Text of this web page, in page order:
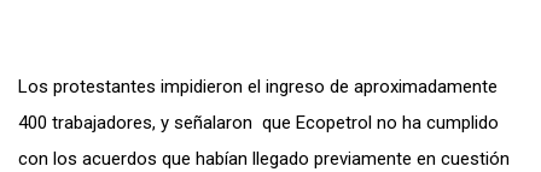
Los protestantes impidieron el ingreso de aproximadamente
400 trabajadores, y señalaron que Ecopetrol no ha cumplido
con los acuerdos que habían llegado previamente en cuestión